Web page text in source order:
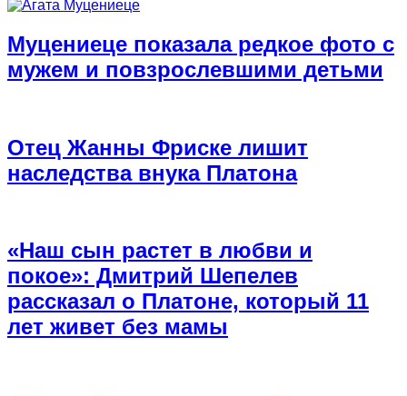
Муцениеце показала редкое фото с
мужем и повзрослевшими детьми
Отец Жанны Фриске лишит
наследства внука Платона
«Наш сын растет в любви и
покое»: Дмитрий Шепелев
рассказал о Платоне, который 11
лет живет без мамы